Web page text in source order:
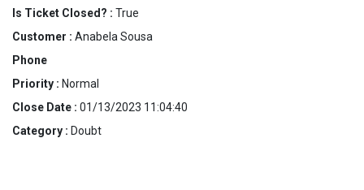
Is Ticket Closed? : True
Customer : Anabela Sousa
Phone
Priority : Normal
Close Date : 01/13/2023 11:04:40
Category : Doubt